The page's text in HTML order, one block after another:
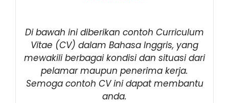
Di bawah ini diberikan contoh Curriculum
Vitae (CV) dalam Bahasa Inggris, yang
mewakili berbagai kondisi dan situasi dari
pelamar maupun penerima kerja.
Semoga contoh CV ini dapat membantu
anda.